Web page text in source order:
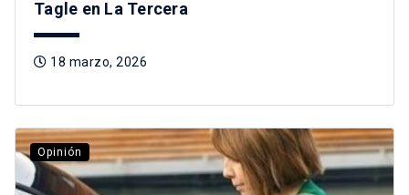
Tagle en La Tercera
18 marzo, 2026
Opinión